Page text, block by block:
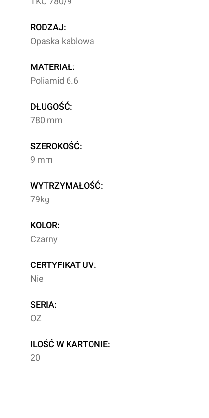
RODZAJ:
Opaska kablowa
MATERIAŁ:
Poliamid 6.6
DŁUGOŚĆ:
780 mm
SZEROKOŚĆ:
9 mm
WYTRZYMAŁOŚĆ:
79kg
KOLOR:
Czarny
CERTYFIKAT UV:
Nie
SERIA:
OZ
ILOŚĆ W KARTONIE:
20